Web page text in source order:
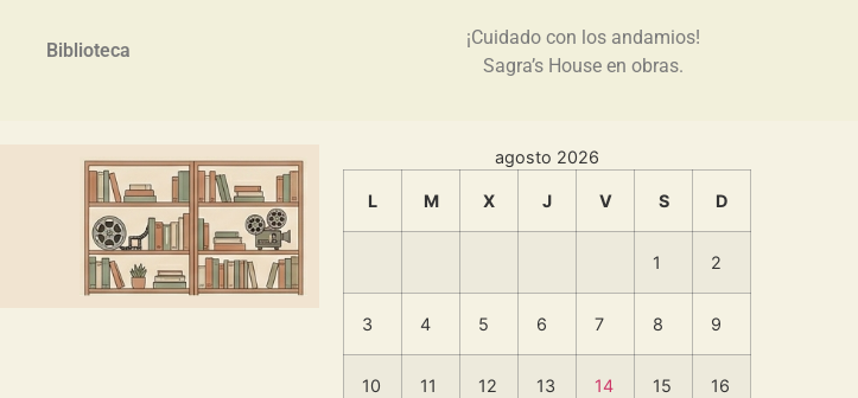
Biblioteca
¡Cuidado con los andamios!
Sagra’s House en obras.
agosto 2026
L M X J V S D
1 2
3 4 5 6 7 8 9
10 11 12 13 14 15 16